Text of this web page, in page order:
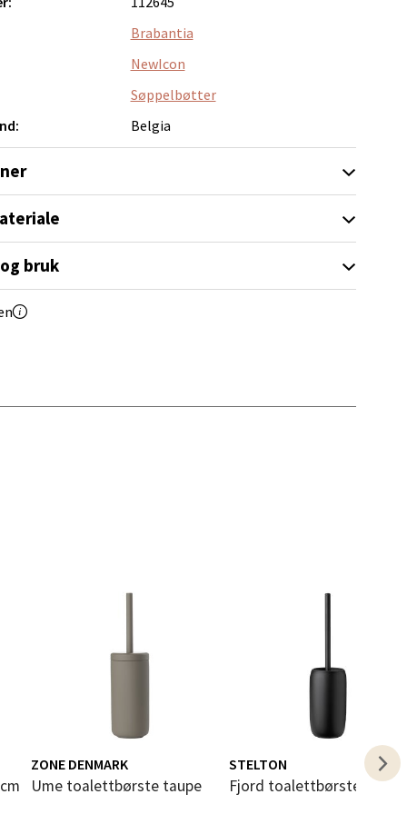
Brabantia
NewIcon
Søppelbøtter
Belgia
bruk
ZONE DENMARK
Ume toalettbørste taupe
STELTON
Fjord toalettbørste svart